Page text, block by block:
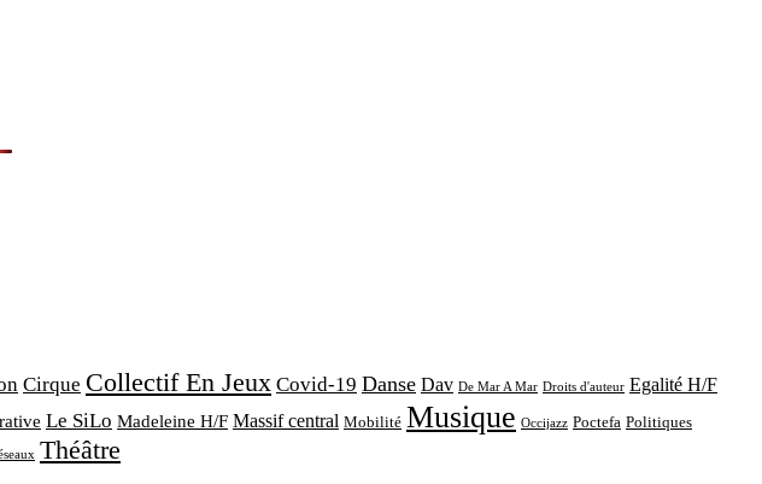
Cirque Collectif En Jeux Covid-19 Danse Dav De Mar A Mar Droits d'auteur Egalité H/F
Le SiLo Madeleine H/F Massif central Mobilité Musique Occijazz Poctefa Politiques
Théâtre